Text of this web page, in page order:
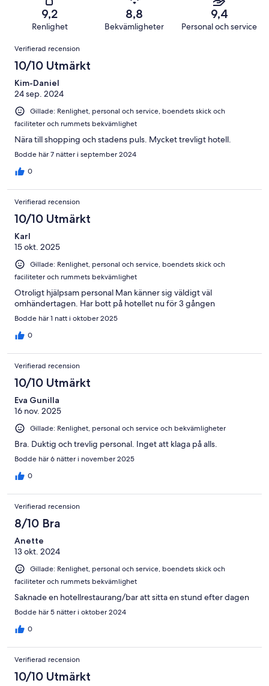
recensioner
recensioner
recensioner
betyg.
41
2982
recensioner
9,2
Renlighet
8,8
Bekvämligheter
9,4
Personal och service
Recensioner
Verifierad recension
10/10 Utmärkt
Kim-Daniel
24 sep. 2024
Gillade: Renlighet, personal och service, boendets skick och
faciliteter och rummets bekvämlighet
Nära till shopping och stadens puls. Mycket trevligt hotell.
Bodde här 7 nätter i september 2024
0
Verifierad recension
10/10 Utmärkt
Karl
15 okt. 2025
Gillade: Renlighet, personal och service, boendets skick och
faciliteter och rummets bekvämlighet
Otroligt hjälpsam personal Man känner sig väldigt väl
omhändertagen. Har bott på hotellet nu för 3 gången
Bodde här 1 natt i oktober 2025
0
Verifierad recension
10/10 Utmärkt
Eva Gunilla
16 nov. 2025
Gillade: Renlighet, personal och service och bekvämligheter
Bra. Duktig och trevlig personal. Inget att klaga på alls.
Bodde här 6 nätter i november 2025
0
Verifierad recension
8/10 Bra
Anette
13 okt. 2024
Gillade: Renlighet, personal och service, boendets skick och
faciliteter och rummets bekvämlighet
Saknade en hotellrestaurang/bar att sitta en stund efter dagen
Bodde här 5 nätter i oktober 2024
0
Verifierad recension
10/10 Utmärkt